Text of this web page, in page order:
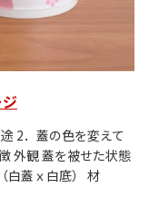
2．蓋の色を変えて
外観 蓋を被せた状態
白蓋ｘ白底） 材